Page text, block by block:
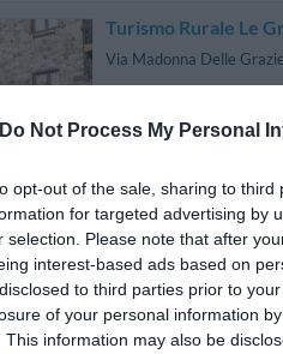
Do Not Process My Personal
opt-out of the sale, sharing to
for targeted advertising by
selection. Please note that after
interest-based ads based on
to third parties prior to
of your personal information
This information may also be
Turismo Rurale Le
Via Madonna Delle Grazie
Camping Villaggio
Litoranea Località Foce-